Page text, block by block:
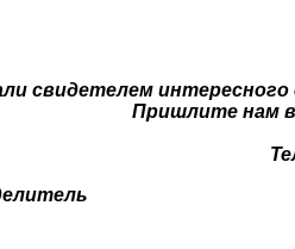
свидетелем
Пришлите нам